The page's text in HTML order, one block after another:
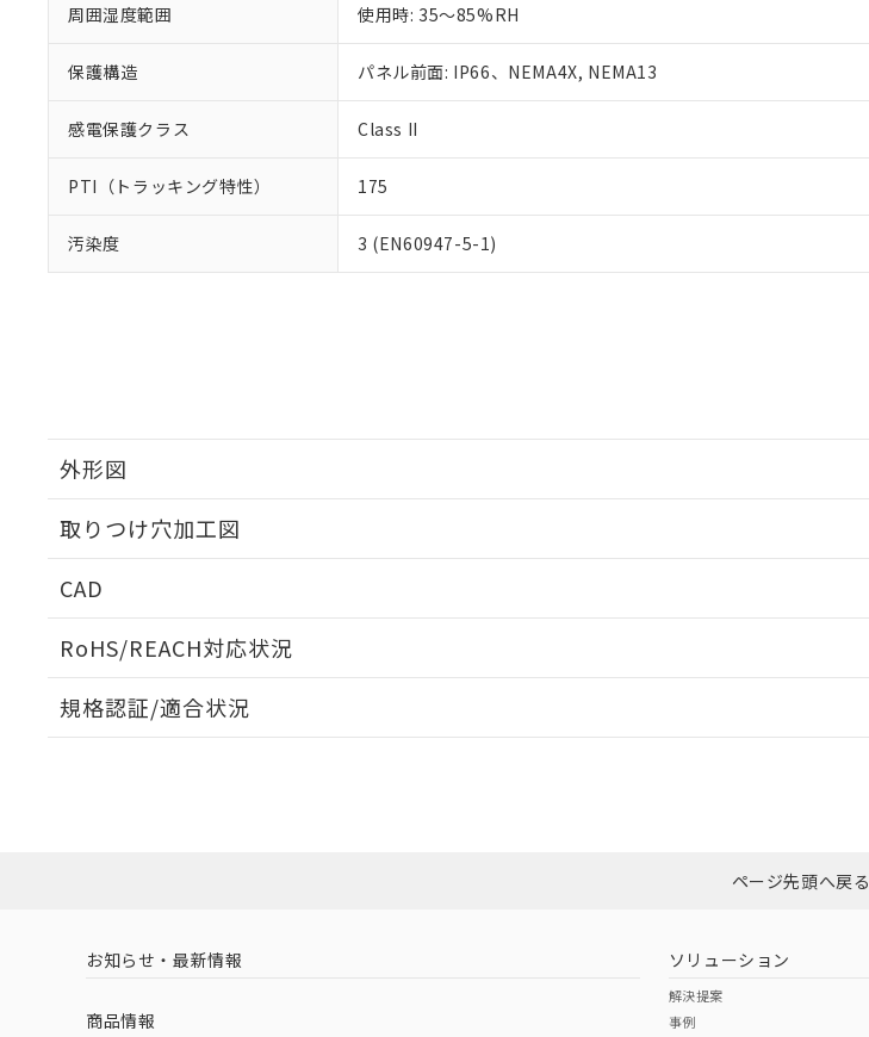
周囲湿度範囲 使用時: 35～85%RH
保護構造 パネル前面: IP66、NEMA4X, NEMA13
感電保護クラス Class II
PTI（トラッキング特性） 175
汚染度 3 (EN60947-5-1)
外形図
取りつけ穴加工図
CAD
RoHS/REACH対応状況
EU RoHS 注意事項・凡例
ダウンロードはこちら
中国 RoHS 注意事項・凡例
規格認証/適合状況
ページ先頭へ戻る
お知らせ・最新情報
商品情報
ソリューション
解決提案
事例